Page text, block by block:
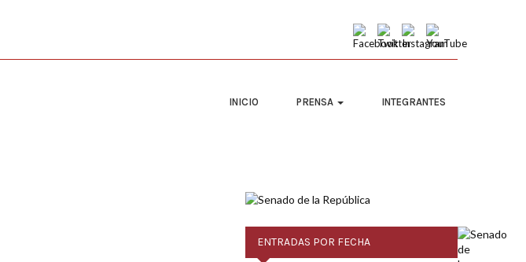
INICIO PRENSA INTEGRANTES
ENTRADAS POR FECHA